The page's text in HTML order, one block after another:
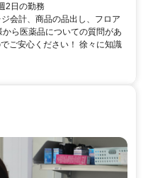
2日の勤務
会計、商品の品出し、フロア
ら医薬品についての質問があ
ご安心ください！ 徐々に知識